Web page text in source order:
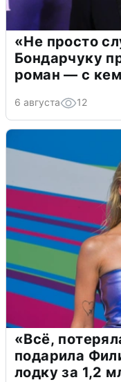
«Не просто
Бондарчуку
роман — с кем
6 августа 12
«Всё,
подарила
лодку за 1,2